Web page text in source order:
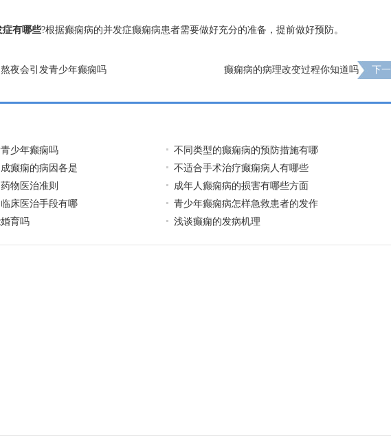
症有哪些?根据癫痫病的并发症癫痫病患者需要做好充分的准备，提前做好预防。
夜会引发青少年癫痫吗 癫痫病的病理改变过程你知道吗 下
少年癫痫吗
不同类型的癫痫病的预防措施有哪
癫痫的病因各是
不适合手术治疗癫痫病人有哪些
物医治准则
成年人癫痫病的损害有哪些方面
床医治手段有哪
青少年癫痫病怎样急救患者的发作
育吗
浅谈癫痫的发病机理